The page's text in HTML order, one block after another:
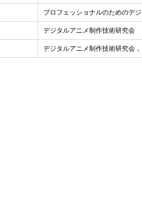
プロフェッショナルのためのデ
デジタルアニメ制作技術研究会
デジタルアニメ制作技術研究会